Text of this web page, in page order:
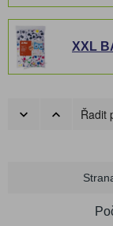
XXL
Řadit